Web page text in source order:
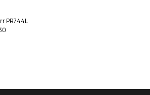
PR744L